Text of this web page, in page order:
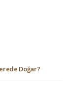
Doğar?